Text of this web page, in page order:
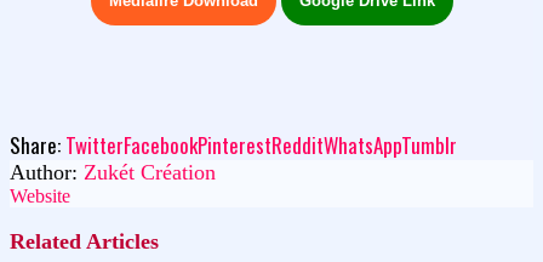
Share: TwitterFacebookPinterestRedditWhatsAppTumblr
Author: Zukét Création
Website
Related Articles